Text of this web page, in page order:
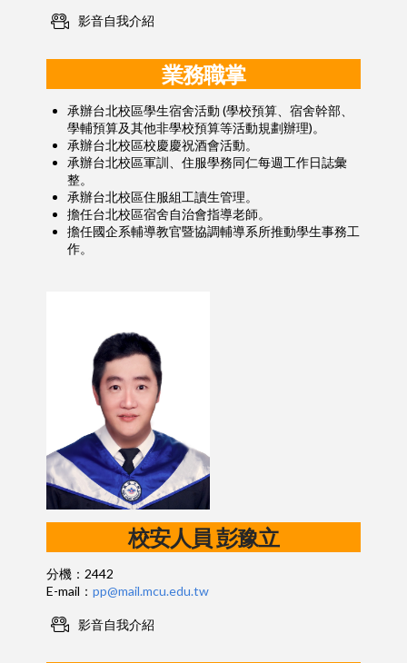
影音自我介紹
業務職掌
承辦台北校區學生宿舍活動 (學校預算、宿舍幹部、
學輔預算及其他非學校預算等活動規劃辦理)。
承辦台北校區校慶慶祝酒會活動。
承辦台北校區軍訓、住服學務同仁每週工作日誌彙
整。
承辦台北校區住服組工讀生管理。
擔任台北校區宿舍自治會指導老師。
擔任國企系輔導教官暨協調輔導系所推動學生事務工
作。
校安人員 彭豫立
分機：2442
E-mail： pp@mail.mcu.edu.tw
影音自我介紹